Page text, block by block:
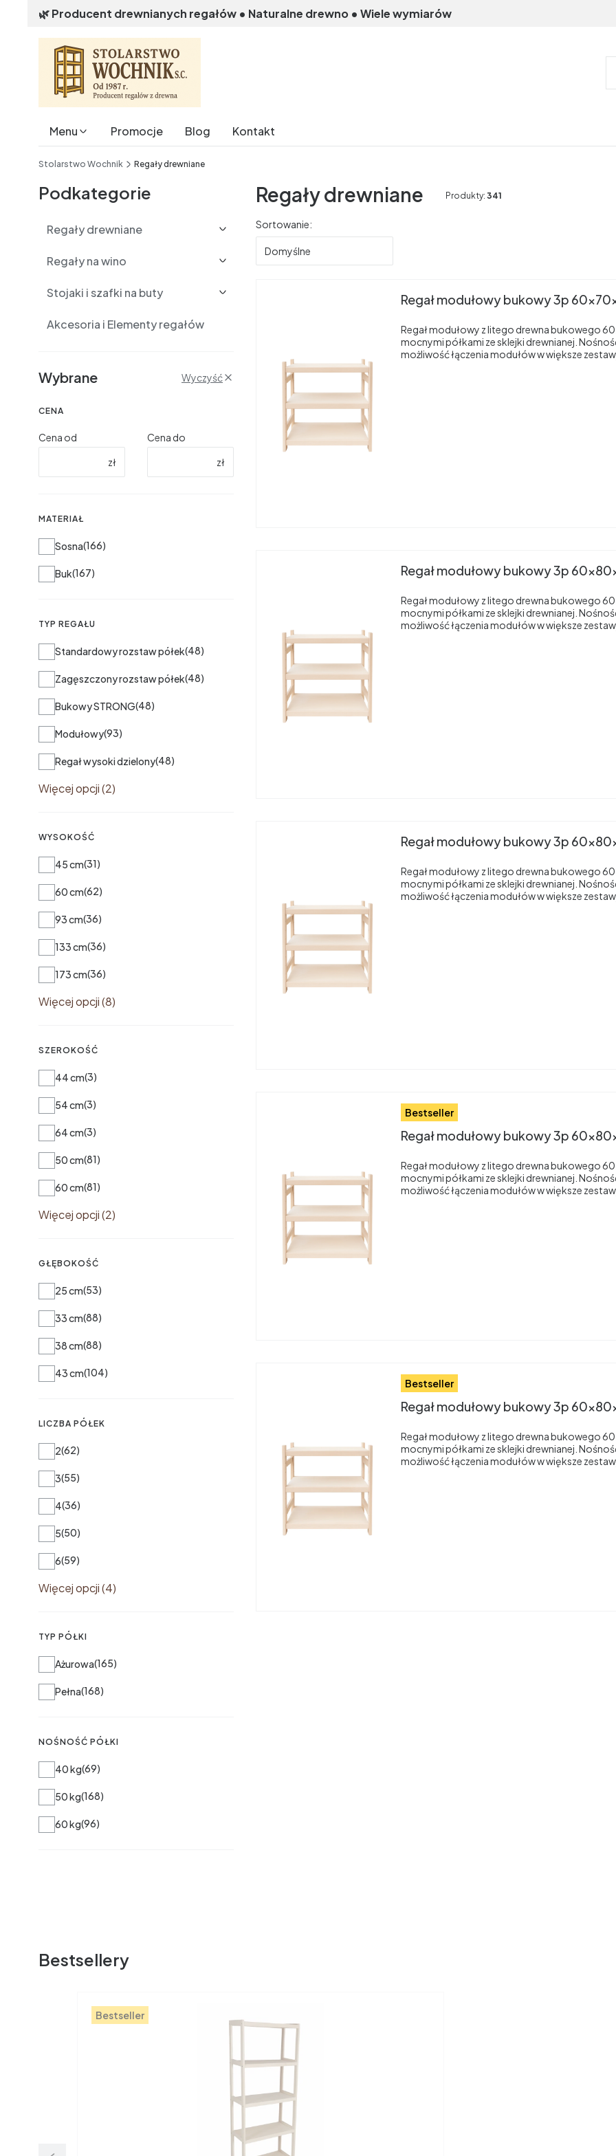
🌿 Producent drewnianych regałów • Naturalne drewno • Wiele wymiarów
Menu Promocje Blog
Kontakt
Stolarstwo Wochnik Regały drewniane
Podkategorie
Regały drewniane
Regały na wino
Stojaki i szafki na buty
Akcesoria i Elementy regałów
Wybrane Wyczyść
CENA
Cena od
zł
Cena do
zł
MATERIAŁ
Materiał
Sosna 166
Buk 167
TYP REGAŁU
Typ regału
Standardowy rozstaw półek 48
Zagęszczony rozstaw półek 48
Bukowy STRONG 48
Modułowy 93
Regał wysoki dzielony 48
Więcej opcji (2)
WYSOKOŚĆ
Wysokość
45 cm 31
60 cm 62
93 cm 36
133 cm 36
173 cm 36
Więcej opcji (8)
SZEROKOŚĆ
Szerokość
44 cm 3
54 cm 3
64 cm 3
50 cm 81
60 cm 81
Więcej opcji (2)
GŁĘBOKOŚĆ
Głębokość
25 cm 53
33 cm 88
38 cm 88
43 cm 104
LICZBA PÓŁEK
Liczba półek
2 62
3 55
4 36
5 50
6 59
Więcej opcji (4)
TYP PÓŁKI
Typ półki
Ażurowa 165
Pełna 168
NOŚNOŚĆ PÓŁKI
Nośność półki
40 kg 69
50 kg 168
60 kg 96
Regały drewniane Produkty: 341
Lista produktów
Sortowanie:
Domyślne
Regał modułowy bukowy 3p
Regał modułowy z litego drewna bukowego
mocnymi półkami ze sklejki drewnianej.
możliwość łączenia modułów w większe
Regał modułowy bukowy 3p
Regał modułowy z litego drewna bukowego
mocnymi półkami ze sklejki drewnianej.
możliwość łączenia modułów w większe
Regał modułowy bukowy 3p
Regał modułowy z litego drewna bukowego
mocnymi półkami ze sklejki drewnianej.
możliwość łączenia modułów w większe
Bestseller
Regał modułowy bukowy 3p
Regał modułowy z litego drewna bukowego
mocnymi półkami ze sklejki drewnianej.
możliwość łączenia modułów w większe
Bestseller
Regał modułowy bukowy 3p
Regał modułowy z litego drewna bukowego
mocnymi półkami ze sklejki drewnianej.
możliwość łączenia modułów w większe
Bestsellery
Bestseller